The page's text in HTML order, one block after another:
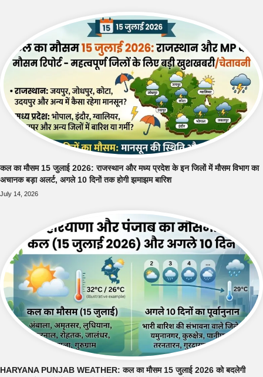
कल का मौसम 15 जुलाई 2026: राजस्थान और मध्य प्रदेश के इन जिलों में मौसम विभाग का
अचानक बड़ा अलर्ट, अगले 10 दिनों तक होगी झमाझम बारिश
July 14, 2026
HARYANA PUNJAB WEATHER: कल का मौसम 15 जुलाई 2026 को बदलेगी